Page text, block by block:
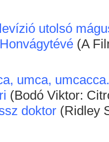
utolsó
Honvágytévé (A
umca,
(Bodó Viktor:
doktor (Ridley